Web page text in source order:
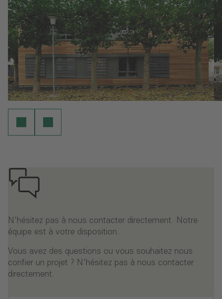
N'hésitez pas à nous contacter directement. Notre
équipe est à votre disposition.
Vous avez des questions ou vous souhaitez nous
confier un projet ? N'hésitez pas à nous contacter
directement.